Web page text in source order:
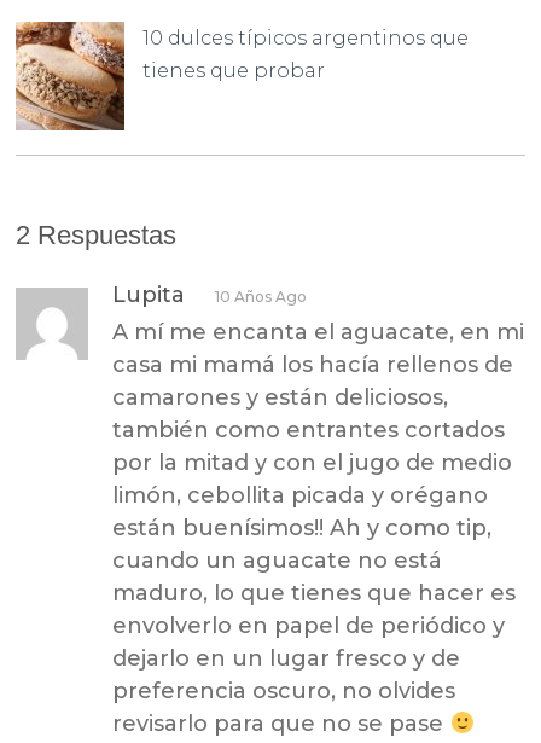
10 dulces típicos argentinos que
tienes que probar
2 Respuestas
Lupita 10 Años Ago
A mí me encanta el aguacate, en mi
casa mi mamá los hacía rellenos de
camarones y están deliciosos,
también como entrantes cortados
por la mitad y con el jugo de medio
limón, cebollita picada y orégano
están buenísimos!! Ah y como tip,
cuando un aguacate no está
maduro, lo que tienes que hacer es
envolverlo en papel de periódico y
dejarlo en un lugar fresco y de
preferencia oscuro, no olvides
revisarlo para que no se pase